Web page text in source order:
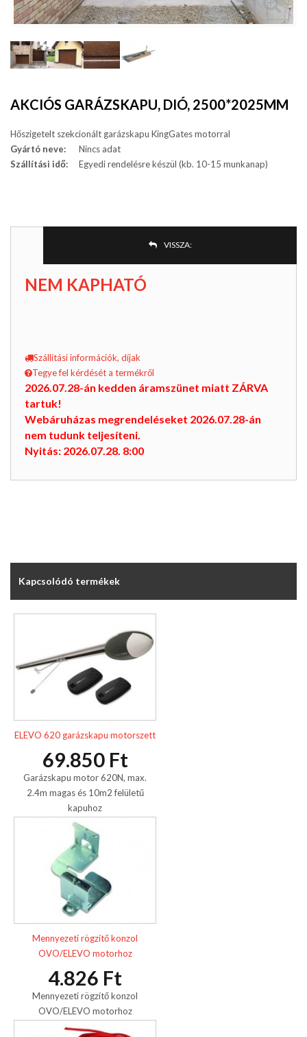
AKCIÓS GARÁZSKAPU, DIÓ, 2500*2025MM
Hőszigetelt szekcionált garázskapu KingGates motorral
Gyártó neve:
Nincs adat
Szállítási idő:
Egyedi rendelésre készül (kb. 10-15 munkanap)
VISSZA:
NEM KAPHATÓ
Szállítási információk, díjak
Tegye fel kérdését a termékről
2026.07.28-án kedden áramszünet miatt ZÁRVA
tartuk!
Webáruházas megrendeléseket 2026.07.28-án
nem tudunk teljesíteni.
Nyitás: 2026.07.28. 8:00
Kapcsolódó termékek
ELEVO 620 garázskapu motorszett
69.850 Ft
Garázskapu motor 620N, max.
2.4m magas és 10m2 felületű
kapuhoz
Mennyezeti rögzítő konzol
OVO/ELEVO motorhoz
4.826 Ft
Mennyezeti rögzítő konzol
OVO/ELEVO motorhoz